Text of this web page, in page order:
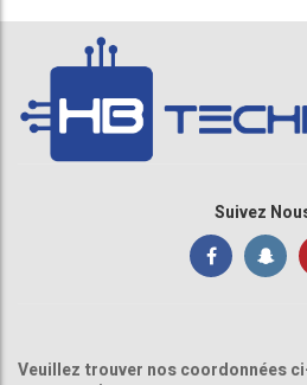
Suivez
Veuillez trouver nos coordonnées